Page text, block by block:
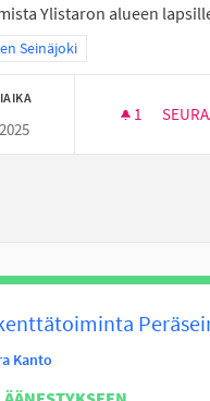
Ylistaron alueen
teeman mukaan:
Seinäjoki
1 1
Kanto